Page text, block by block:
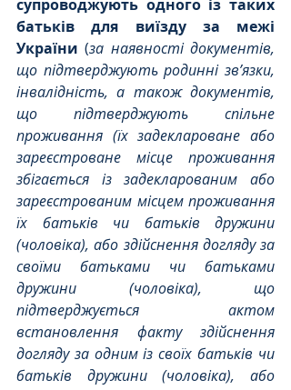
супроводжують одного із таких
батьків для виїзду за межі
України (за наявності документів,
що підтверджують родинні зв’язки,
інвалідність, а також документів,
що підтверджують спільне
проживання (їх задеклароване або
зареєстроване місце проживання
збігається із задекларованим або
зареєстрованим місцем проживання
їх батьків чи батьків дружини
(чоловіка), або здійснення догляду за
своїми батьками чи батьками
дружини (чоловіка), що
підтверджується актом
встановлення факту здійснення
догляду за одним із своїх батьків чи
батьків дружини (чоловіка), або